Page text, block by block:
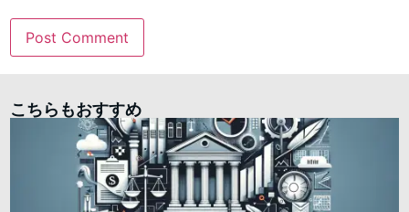
こちらもおすすめ